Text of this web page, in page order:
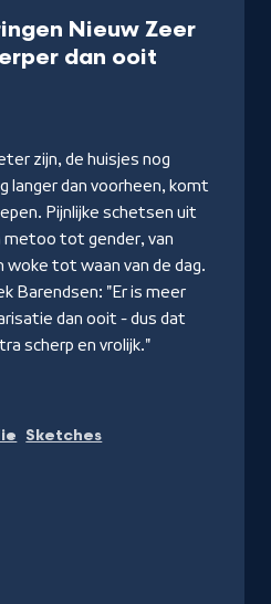
Nieuw Zeer
dan ooit
zijn, de huisjes nog
langer dan voorheen, komt
Pijnlijke schetsen uit
metoo tot gender, van
woke tot waan van de dag.
Barendsen: "Er is meer
dan ooit - dus dat
scherp en vrolijk."
Sketches